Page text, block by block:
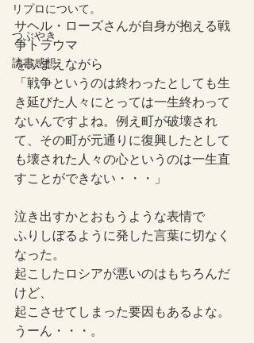
リプロについて。
つぶやき
読書感想
サヘル・ローズさんが自身が抱える戦
争トラウマ
をふまえながら
「戦争というのは終わったとしても生
き延びた人々にとっては一生終わって
ないんですよね。例え町が破壊され
て、その町が元通りに復興したとして
も壊された人々の心というのは一生直
すことができない・・・」
泣き出すかとおもうような表情で
ふりしぼるように発した言葉に切なく
なった。
起こしたロシアが悪いのはもちろんだ
けど、
起こさせてしまった要因もあるよな。
うーん・・・。